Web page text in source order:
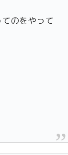
のをやって